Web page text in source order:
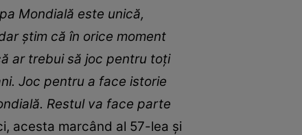
Mondială este unică,
ştim că în orice moment
ar trebui să joc pentru toţi
Joc pentru a face istorie
Restul va face parte
acesta marcând al 57-lea şi